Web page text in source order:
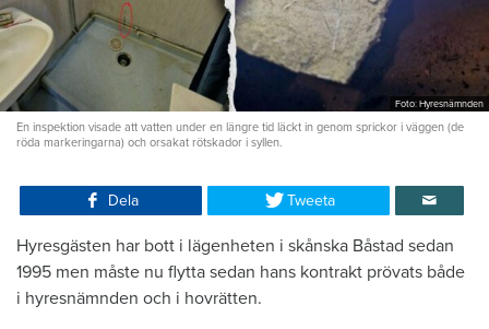
Foto: Hyresnämnden
En inspektion visade att vatten under en längre tid läckt in genom sprickor i väggen (de
röda markeringarna) och orsakat rötskador i syllen.
Dela Tweeta
Hyresgästen har bott i lägenheten i skånska Båstad sedan
1995 men måste nu flytta sedan hans kontrakt prövats både
i hyresnämnden och i hovrätten.